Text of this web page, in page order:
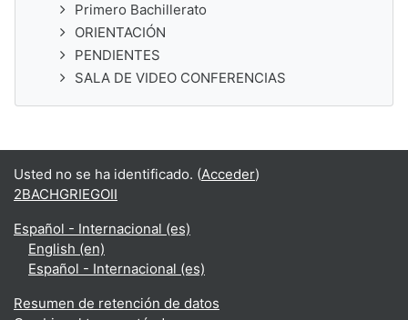
Primero Bachillerato
ORIENTACIÓN
PENDIENTES
SALA DE VIDEO CONFERENCIAS
Usted no se ha identificado. (Acceder)
2BACHGRIEGOII
Español - Internacional ‎(es)‎
English ‎(en)‎
Español - Internacional ‎(es)‎
Resumen de retención de datos